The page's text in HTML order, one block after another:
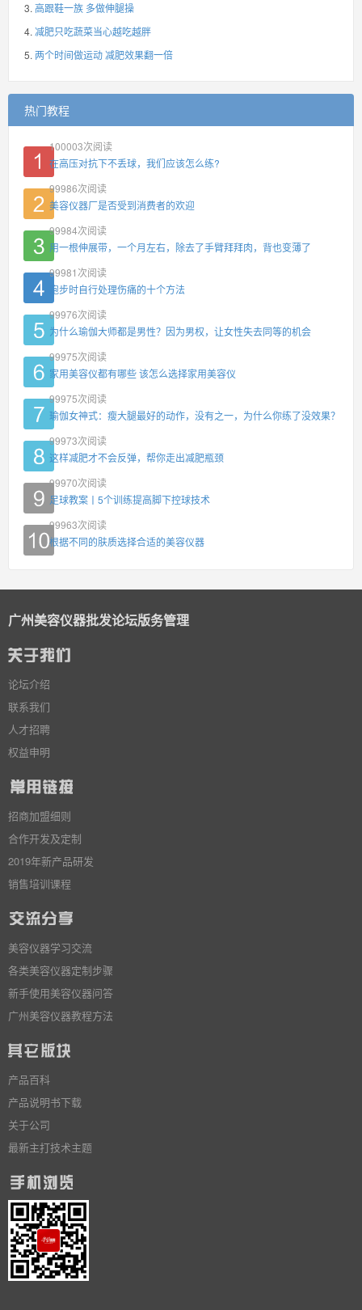
高跟鞋一族 多做伸腿操
减肥只吃蔬菜当心越吃越胖
两个时间做运动 减肥效果翻一倍
热门教程
100003次阅读
在高压对抗下不丢球，我们应该怎么练?
99986次阅读
美容仪器厂是否受到消费者的欢迎
99984次阅读
用一根伸展带，一个月左右，除去了手臂拜拜肉，背也变薄了
99981 次阅读
跑步时自行处理伤痛的十个方法
99976次阅读
为什么瑜伽大师都是男性？因为男权，让女性失去同等的机会
99975次阅读
家用美容仪都有哪些 该怎么选择家用美容仪
99975次阅读
瑜伽女神式：瘦大腿最好的动作，没有之一，为什么你练了没效果？
99973次阅读
这样减肥才不会反弹，帮你走出减肥瓶颈
99970次阅读
足球教案丨5个训练提高脚下控球技术
99963次阅读
根据不同的肤质选择合适的美容仪器
广州美容仪器批发论坛版务管理
论坛介绍
联系我们
人才招聘
权益申明
招商加盟细则
合作开发及定制
2019年新产品研发
销售培训课程
美容仪器学习交流
各类美容仪器定制步骤
新手使用美容仪器问答
广州美容仪器教程方法
产品百科
产品说明书下载
关于公司
最新主打技术主题